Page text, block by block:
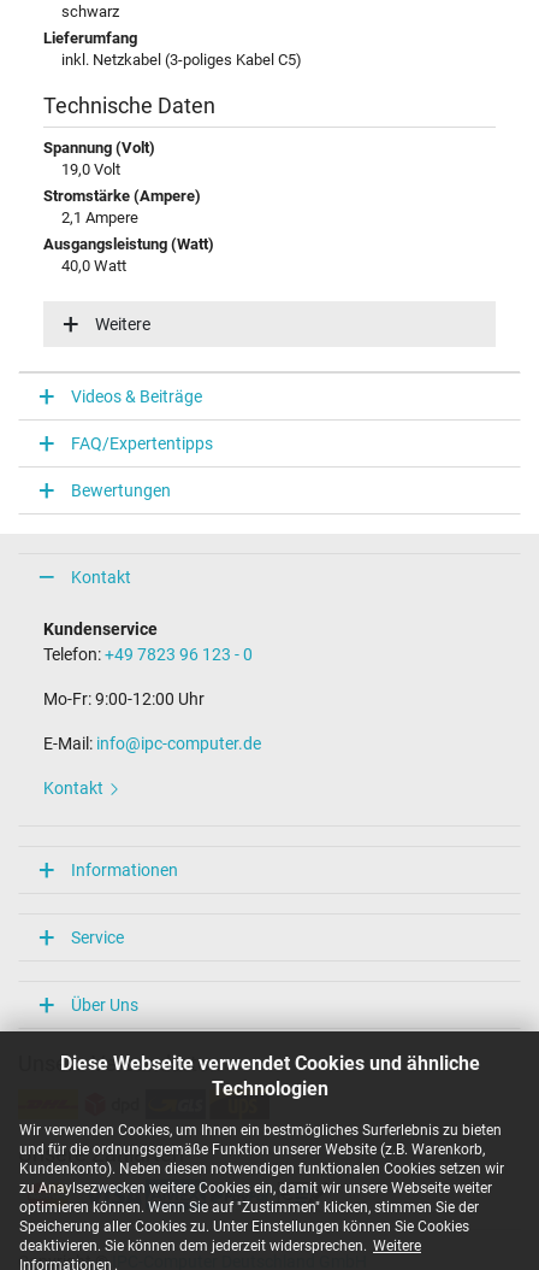
Diese Webseite verwendet Cookies und ähnliche
Technologien
Wir verwenden Cookies, um Ihnen ein bestmögliches Surferlebnis zu bieten
und für die ordnungsgemäße Funktion unserer Website (z.B. Warenkorb,
Kundenkonto). Neben diesen notwendigen funktionalen Cookies setzen wir
zu Anaylsezwecken weitere Cookies ein, damit wir unsere Webseite weiter
optimieren können. Wenn Sie auf "Zustimmen" klicken, stimmen Sie der
Speicherung aller Cookies zu. Unter Einstellungen können Sie Cookies
deaktivieren. Sie können dem jederzeit widersprechen. Weitere
Informationen .
schwarz
Lieferumfang
inkl. Netzkabel (3-poliges Kabel C5)
Technische Daten
Spannung (Volt)
19,0 Volt
Stromstärke (Ampere)
2,1 Ampere
Ausgangsleistung (Watt)
40,0 Watt
100-240V / 50-60Hz
Notebook Stecker
Steckertyp / -form
rund / –
Steckerlänge (mm)
11,0 mm
5,5 mm / 2,5 mm
Länge Anschlusskabel (m) (ca.)
1.75 m
Maße
Länge / Breite / Höhe
Überlast-, kurzschluss- und überhitzungsgeschützt
CCC
PSE
TÜV Geprüfte Sicherheit
UL Nachhaltigkeit
Ukraine Safety
Kategorisierung
Kategorie
Netzteil
Weitere
Videos & Beiträge
FAQ/Expertentipps
Bewertungen
Kontakt
Kundenservice
Telefon:+49 7823 96 123 - 0
Mo-Fr: 9:00-12:00 Uhr
E-Mail: info@ipc-computer.de
Kontakt
Informationen
Service
Über Uns
Unsere Versandarten
Unsere Zahlarten
Copyright ©